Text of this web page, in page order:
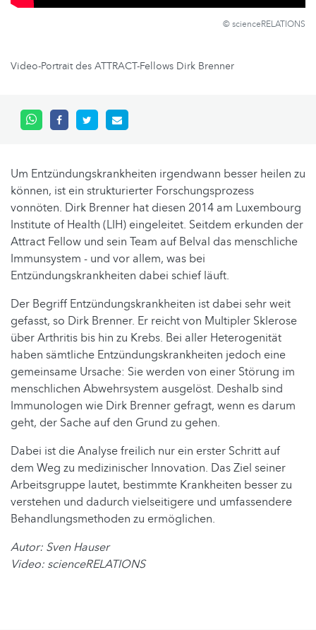
© scienceRELATIONS
Video-Portrait des ATTRACT-Fellows Dirk Brenner
Um Entzündungskrankheiten irgendwann besser heilen zu
können, ist ein strukturierter Forschungsprozess
vonnöten. Dirk Brenner hat diesen 2014 am Luxembourg
Institute of Health (LIH) eingeleitet. Seitdem erkunden der
Attract Fellow und sein Team auf Belval das menschliche
Immunsystem - und vor allem, was bei
Entzündungskrankheiten dabei schief läuft.
Der Begriff Entzündungskrankheiten ist dabei sehr weit
gefasst, so Dirk Brenner. Er reicht von Multipler Sklerose
über Arthritis bis hin zu Krebs. Bei aller Heterogenität
haben sämtliche Entzündungskrankheiten jedoch eine
gemeinsame Ursache: Sie werden von einer Störung im
menschlichen Abwehrsystem ausgelöst. Deshalb sind
Immunologen wie Dirk Brenner gefragt, wenn es darum
geht, der Sache auf den Grund zu gehen.
Dabei ist die Analyse freilich nur ein erster Schritt auf
dem Weg zu medizinischer Innovation. Das Ziel seiner
Arbeitsgruppe lautet, bestimmte Krankheiten besser zu
verstehen und dadurch vielseitigere und umfassendere
Behandlungsmethoden zu ermöglichen.
Autor: Sven Hauser
Video: scienceRELATIONS